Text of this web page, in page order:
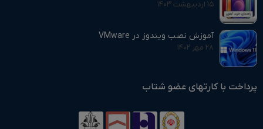
۱۵ اردیبهشت ۱۴۰۳
آموزش نصب ویندوز در VMware
۲۸ مهر ۱۴۰۲
پرداخت با کارتهای عضو شتاب